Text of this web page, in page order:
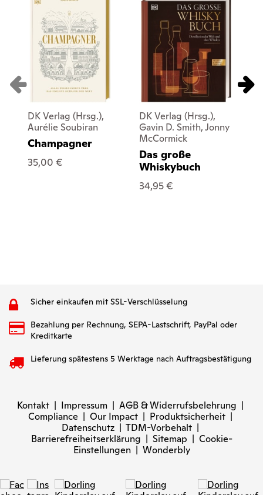
DK Verlag (Hrsg.),
Aurélie Soubiran
Champagner
35,00 €
DK Verlag (Hrsg.),
Gavin D. Smith, Jonny
McCormick
Das große
Whiskybuch
34,95 €
Sicher einkaufen mit SSL-Verschlüsselung
Bezahlung per Rechnung, SEPA-Lastschrift, PayPal oder
Kreditkarte
Lieferung spätestens 5 Werktage nach Auftragsbestätigung
Kontakt | Impressum | AGB & Widerrufsbelehrung |
Compliance | Our Impact | Produktsicherheit |
Datenschutz | TDM-Vorbehalt |
Barrierefreiheitserklärung | Sitemap | Cookie-
Einstellungen| Wonderbly